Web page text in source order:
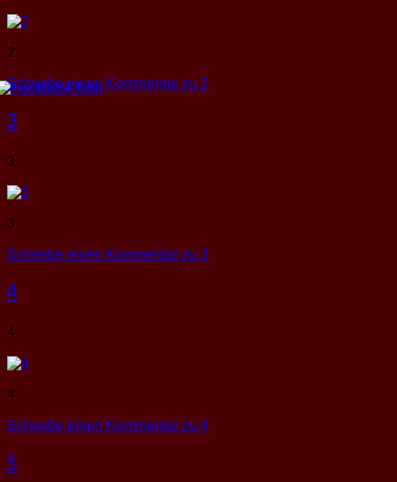
2
Schreibe einen Kommentar zu 2
3
3
3
Schreibe einen Kommentar zu 3
4
4
4
Schreibe einen Kommentar zu 4
5